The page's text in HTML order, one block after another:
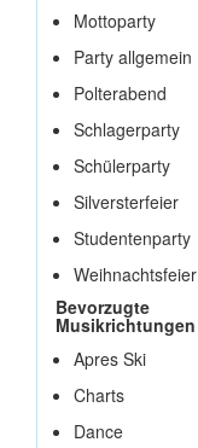
Mottoparty
Party allgemein
Polterabend
Schlagerparty
Schülerparty
Silversterfeier
Studentenparty
Weihnachtsfeier
Bevorzugte
Musikrichtungen
Apres Ski
Charts
Dance